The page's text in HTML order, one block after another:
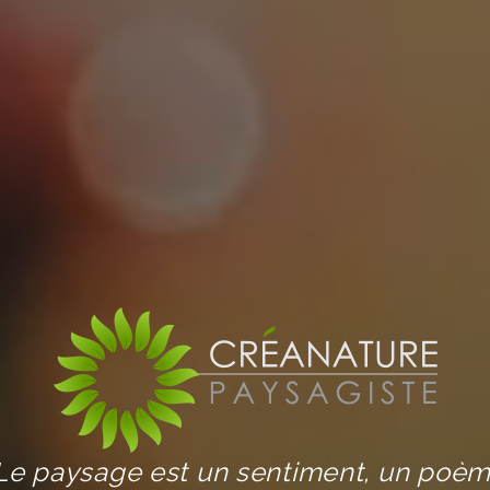
paysage est un sentiment, un